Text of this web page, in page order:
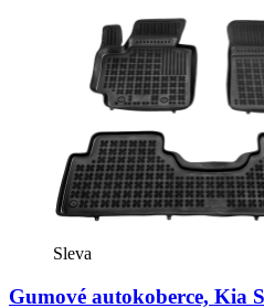
Sleva
Gumové autokoberce, Kia